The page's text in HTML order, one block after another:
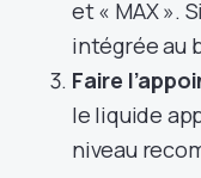
et « MAX ».
intégrée au
Faire
le liquide
niveau